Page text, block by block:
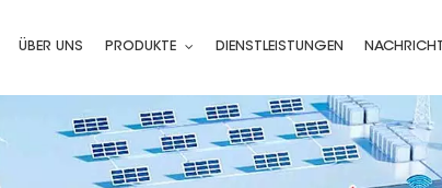
ÜBER UNS PRODUKTE DIENSTLEISTUNGEN NACHRICHT